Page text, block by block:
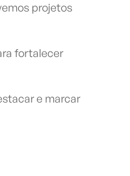
projetos
fortalecer
e marcar